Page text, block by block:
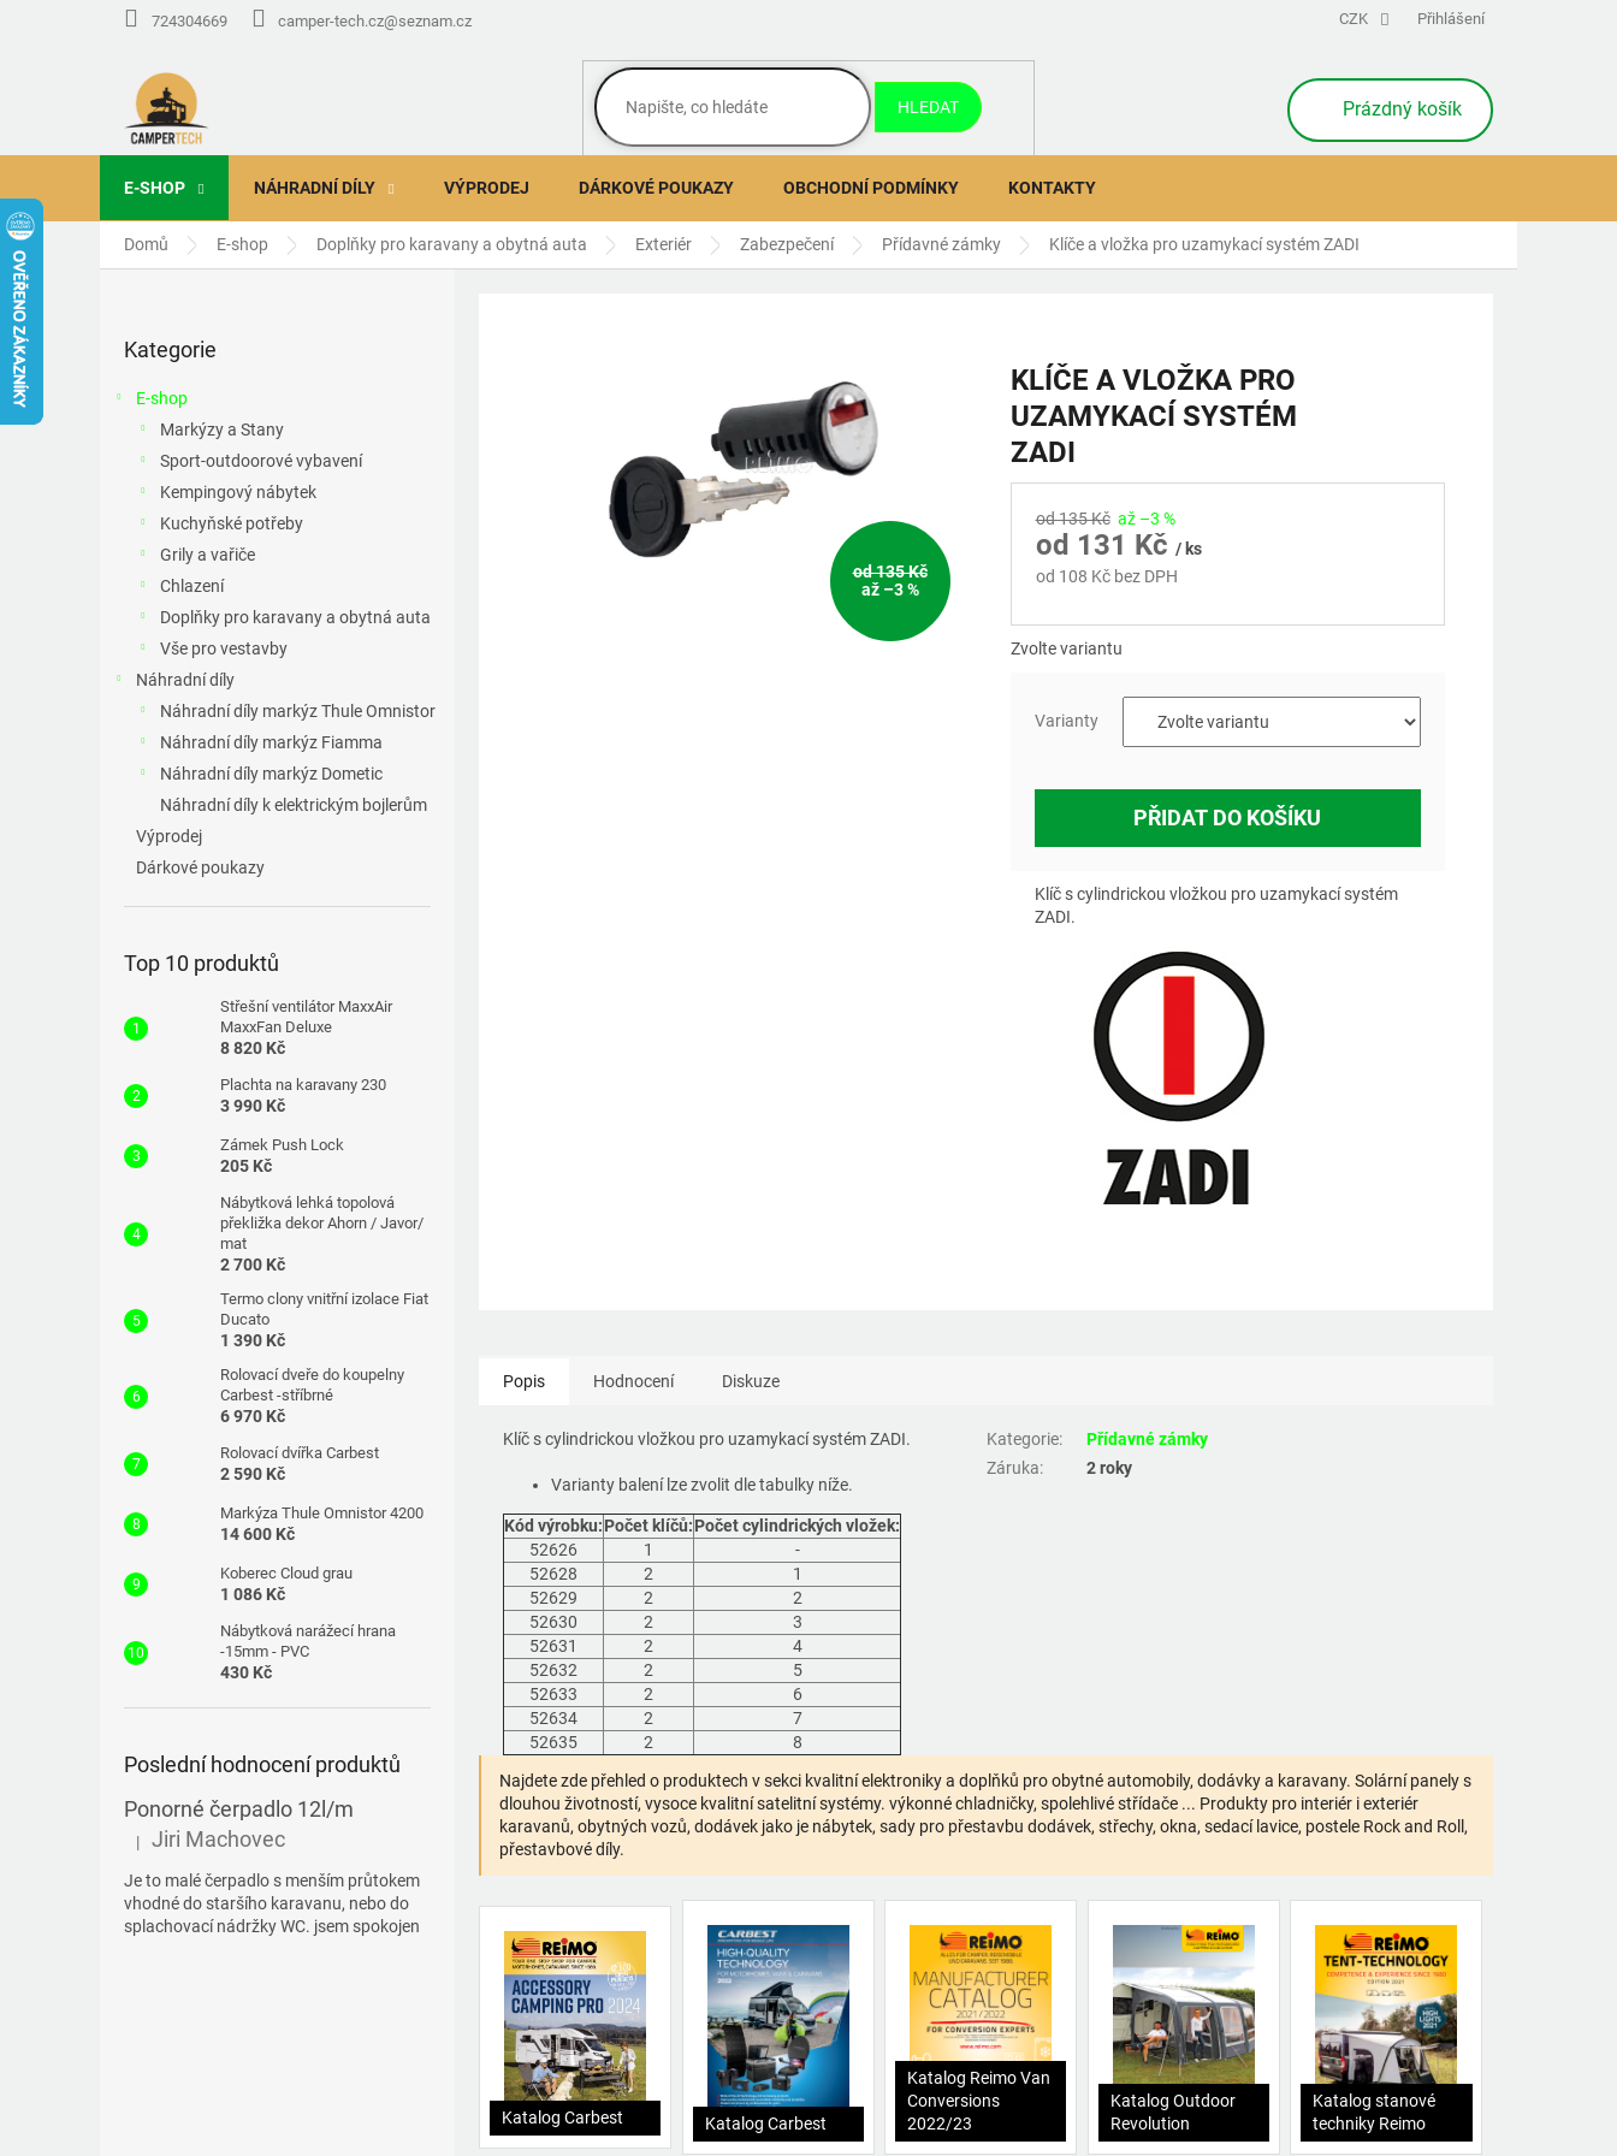
724304669 camper-tech.cz@seznam.cz CZK Přihlášení
HLEDAT
NÁKUPNÍ
KOŠÍK
Prázdný košík
E-SHOP NÁHRADNÍ DÍLY VÝPRODEJ DÁRKOVÉ POUKAZY OBCHODNÍ PODMÍNKY KONTAKTY
Domů E-shop Doplňky pro karavany a obytná auta Exteriér Zabezpečení Přídavné zámky Klíče a vložka pro uzamykací systém ZADI
kategorie
Kategorie
E-shop
Markýzy a Stany
Sport-outdoorové vybavení
Kempingový nábytek
Kuchyňské potřeby
Grily a vařiče
Chlazení
Doplňky pro karavany a obytná auta
Vše pro vestavby
Náhradní díly
Náhradní díly markýz Thule Omnistor
Náhradní díly markýz Fiamma
Náhradní díly markýz Dometic
Náhradní díly k elektrickým bojlerům
Výprodej
Dárkové poukazy
Top 10 produktů
Střešní ventilátor MaxxAir
MaxxFan Deluxe
8 820 Kč
Plachta na karavany 230
3 990 Kč
Zámek Push Lock
205 Kč
Nábytková lehká topolová
překližka dekor Ahorn / Javor/
mat
2 700 Kč
Termo clony vnitřní izolace Fiat
Ducato
1 390 Kč
Rolovací dveře do koupelny
Carbest -stříbrné
6 970 Kč
Rolovací dvířka Carbest
2 590 Kč
Markýza Thule Omnistor 4200
14 600 Kč
Koberec Cloud grau
1 086 Kč
Nábytková narážecí hrana
-15mm - PVC
430 Kč
Poslední hodnocení produktů
Ponorné čerpadlo 12l/m
Hodnocení produktu je 5 z 5 hvězdiček.
| Jiri Machovec
Je to malé čerpadlo s menším průtokem
vhodné do staršího karavanu, nebo do
splachovací nádržky WC. jsem spokojen
od 135 Kč
až –3 %
KLÍČE A VLOŽKA PRO
UZAMYKACÍ SYSTÉM
ZADI
od 135 Kč až –3 %
od 131 Kč / ks
od 108 Kčbez DPH
Zvolte variantu
Varianty
PŘIDAT DO KOŠÍKU
Klíč s cylindrickou vložkou pro uzamykací systém
ZADI.
Popis Hodnocení Diskuze
Klíč s cylindrickou vložkou pro uzamykací systém ZADI.
Varianty balení lze zvolit dle tabulky níže.
Kód výrobku:Počet klíčů:Počet cylindrických vložek:
52626
1
-
52628
2
1
52629
2
2
52630
2
3
52631
2
4
52632
2
5
52633
2
6
52634
2
7
52635
2 8
Kategorie:
Přídavné zámky
Záruka: 2 roky
Najdete zde přehled o produktech v sekci kvalitní elektroniky a doplňků pro obytné automobily, dodávky a karavany. Solární panely s
dlouhou životností, vysoce kvalitní satelitní systémy. výkonné chladničky, spolehlivé střídače ... Produkty pro interiér i exteriér
karavanů, obytných vozů, dodávek jako je nábytek, sady pro přestavbu dodávek, střechy, okna, sedací lavice, postele Rock and Roll,
přestavbové díly.
Katalog Carbest Katalog Carbest
Katalog Reimo Van
Conversions
2022/23
Katalog Outdoor
Revolution
Katalog stanové
techniky Reimo